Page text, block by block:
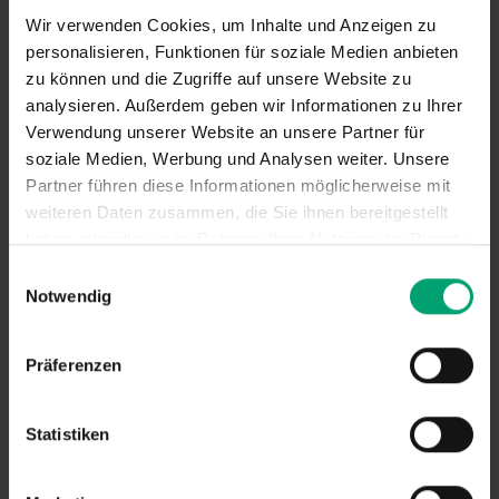
Wir verwenden Cookies, um Inhalte und Anzeigen zu
personalisieren, Funktionen für soziale Medien anbieten
zu können und die Zugriffe auf unsere Website zu
analysieren. Außerdem geben wir Informationen zu Ihrer
Verwendung unserer Website an unsere Partner für
soziale Medien, Werbung und Analysen weiter. Unsere
Partner führen diese Informationen möglicherweise mit
weiteren Daten zusammen, die Sie ihnen bereitgestellt
Notwendig
Präferenzen
Statistiken